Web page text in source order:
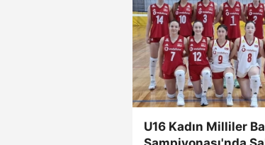
U16 Kadın Milliler